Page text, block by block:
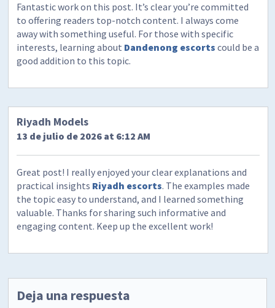
Fantastic work on this post. It’s clear you’re committed
to offering readers top-notch content. I always come
away with something useful. For those with specific
interests, learning about Dandenong escorts could be a
good addition to this topic.
Riyadh Models
13 de julio de 2026 at 6:12 AM
Great post! I really enjoyed your clear explanations and
practical insights Riyadh escorts. The examples made
the topic easy to understand, and I learned something
valuable. Thanks for sharing such informative and
engaging content. Keep up the excellent work!
Deja una respuesta